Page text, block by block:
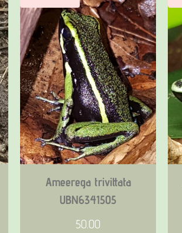
Bekijk product
Ameerega trivittata
UBN6341505
50.00